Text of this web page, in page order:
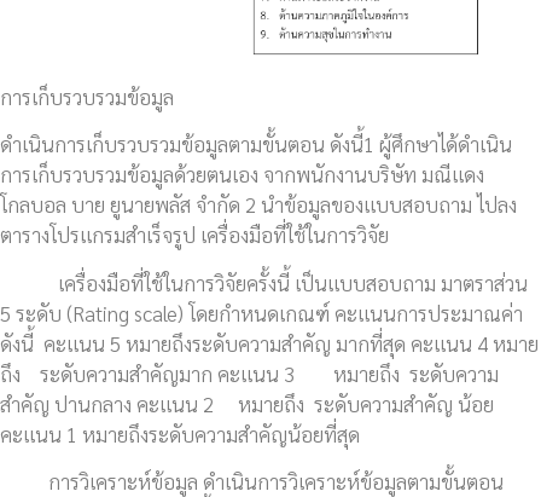
การเก็บรวบรวมข้อมูล
ดำเนินการเก็บรวบรวมข้อมูลตามขั้นตอน ดังนี้1 ผู้ศึกษาได้ดำเนิน
การเก็บรวบรวมข้อมูลด้วยตนเอง จากพนักงานบริษัท มณีแดง
โกลบอล บาย ยูนายพลัส จำกัด 2 นำข้อมูลของแบบสอบถาม ไปลง
ตารางโปรแกรมสำเร็จรูป เครื่องมือที่ใช้ในการวิจัย
เครื่องมือที่ใช้ในการวิจัยครั้งนี้ เป็นแบบสอบถาม มาตราส่วน
5 ระดับ (Rating scale) โดยกำหนดเกณฑ์ คะแนนการประมาณค่า
ดังนี้ คะแนน 5 หมายถึงระดับความสำคัญ มากที่สุด คะแนน 4 หมาย
ถึง ระดับความสำคัญมาก คะแนน 3 หมายถึง ระดับความ
สำคัญ ปานกลาง คะแนน 2 หมายถึง ระดับความสำคัญ น้อย
คะแนน 1 หมายถึงระดับความสำคัญน้อยที่สุด
การวิเคราะห์ข้อมูล ดำเนินการวิเคราะห์ข้อมูลตามขั้นตอน